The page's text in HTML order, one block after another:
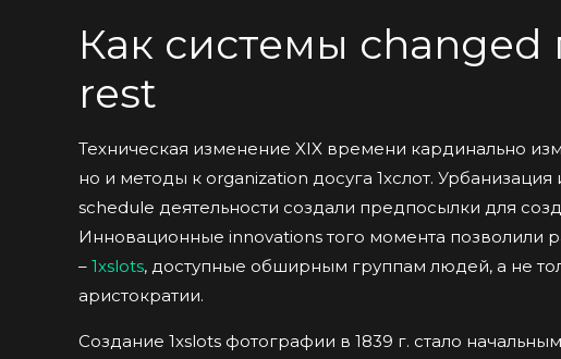
Как системы
rest
Техническая изменение XIX времени кардинально
но и методы к organization досуга 1хслот.
schedule деятельности создали предпосылки для
Инновационные innovations того момента позволили
– 1xslots, доступные обширным группам людей, а не
аристократии.
Создание 1xslots фотографии в 1839 г. стало